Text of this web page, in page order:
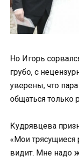
Но Игорь
грубо, с
уверены, что
общаться только
Кудрявцева
«Мои трясущиеся
видит. Мне надо